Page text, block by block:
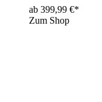
ab 399,99 €*
Zum Shop